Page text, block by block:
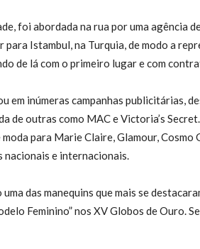
foi abordada na rua por uma agência
para Istambul, na Turquia, de modo a
de lá com o primeiro lugar e com
em inúmeras campanhas publicitárias,
de outras como MAC e Victoria’s
para Marie Claire, Glamour,
nacionais e internacionais.
uma das manequins que mais se
Feminino” nos XV Globos de Ouro.